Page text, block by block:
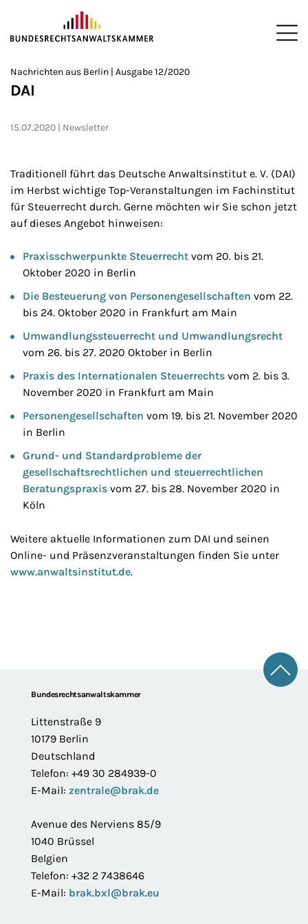
ZUM HAUPTINHALT SPRINGEN
Sie befinden sich hier:
>
Startseite
>
Newsroom
>
Newsletter
>
Nachrichten aus Berlin
Nachrichten aus Berlin | Ausgabe 12/2020
DAI
15.07.2020 Newsletter
Traditionell führt das Deutsche Anwaltsinstitut e. V. (DAI)
im Herbst wichtige Top-Veranstaltungen im Fachinstitut
für Steuerrecht durch. Gerne möchten wir Sie schon jetzt
auf dieses Angebot hinweisen:
Praxisschwerpunkte Steuerrecht vom 20. bis 21.
Oktober 2020 in Berlin
Die Besteuerung von Personengesellschaften vom 22.
bis 24. Oktober 2020 in Frankfurt am Main
Umwandlungssteuerrecht und Umwandlungsrecht
vom 26. bis 27. 2020 Oktober in Berlin
Praxis des Internationalen Steuerrechts vom 2. bis 3.
November 2020 in Frankfurt am Main
Personengesellschaften vom 19. bis 21. November 2020
in Berlin
Grund- und Standardprobleme der
gesellschaftsrechtlichen und steuerrechtlichen
Beratungspraxis vom 27. bis 28. November 2020 in
Köln
Weitere aktuelle Informationen zum DAI und seinen
Online- und Präsenzveranstaltungen finden Sie unter
www.anwaltsinstitut.de.
FooterBundesrechtsanwaltskammer
Littenstraße 9
10179 Berlin
Deutschland
Telefon: +49 30 284939-0
E-Mail: zentrale@brak.de
Avenue des Nerviens 85/9
1040 Brüssel
Belgien
Telefon: +32 2 7438646
E-Mail: brak.bxl@brak.eu